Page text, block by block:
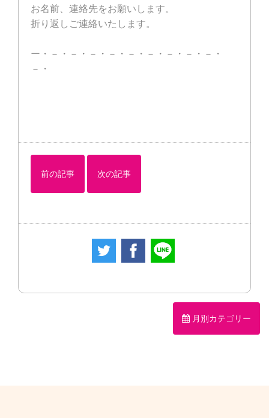
お名前、連絡先をお願いします。
折り返しご連絡いたします。
ー・－・－・－・－・－・－・－・－・－・
－・
前の記事 次の記事
月別カテゴリー